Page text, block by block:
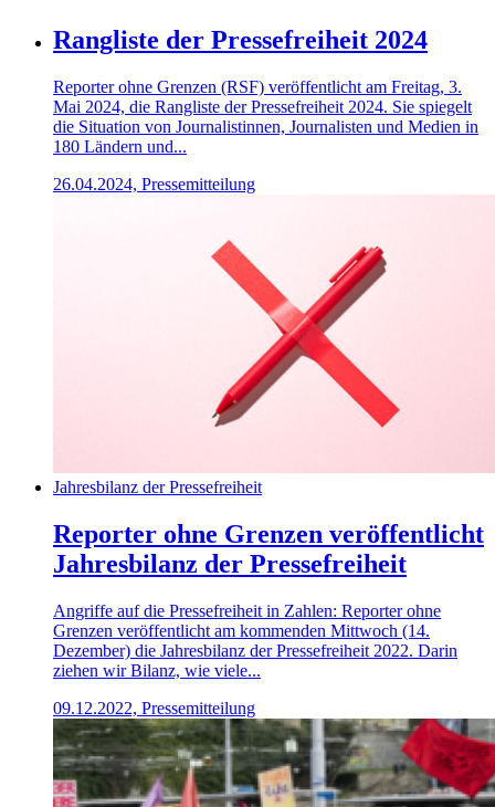
Rangliste der Pressefreiheit 2024
Reporter ohne Grenzen (RSF) veröffentlicht am Freitag, 3.
Mai 2024, die Rangliste der Pressefreiheit 2024. Sie spiegelt
die Situation von Journalistinnen, Journalisten und Medien in
180 Ländern und...
26.04.2024, Pressemitteilung
Jahresbilanz der Pressefreiheit
Reporter ohne Grenzen veröffentlicht
Jahresbilanz der Pressefreiheit
Angriffe auf die Pressefreiheit in Zahlen: Reporter ohne
Grenzen veröffentlicht am kommenden Mittwoch (14.
Dezember) die Jahresbilanz der Pressefreiheit 2022. Darin
ziehen wir Bilanz, wie viele...
09.12.2022, Pressemitteilung